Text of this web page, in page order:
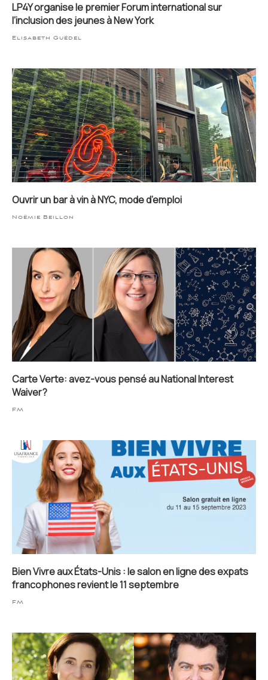
LP4Y organise le premier Forum international sur
l’inclusion des jeunes à New York
Elisabeth Guédel
Ouvrir un bar à vin à NYC, mode d’emploi
Noëmie Beillon
Carte Verte: avez-vous pensé au National Interest
Waiver?
FM
Bien Vivre aux États-Unis : le salon en ligne des expats
francophones revient le 11 septembre
FM